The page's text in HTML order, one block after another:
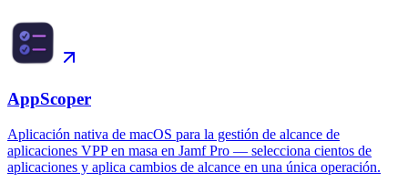
AppScoper
Aplicación nativa de macOS para la gestión de alcance de
aplicaciones VPP en masa en Jamf Pro — selecciona cientos de
aplicaciones y aplica cambios de alcance en una única operación.